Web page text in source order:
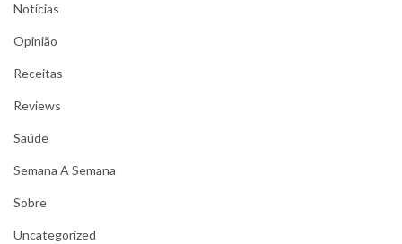
Notícias
Opinião
Receitas
Reviews
Saúde
Semana A Semana
Sobre
Uncategorized